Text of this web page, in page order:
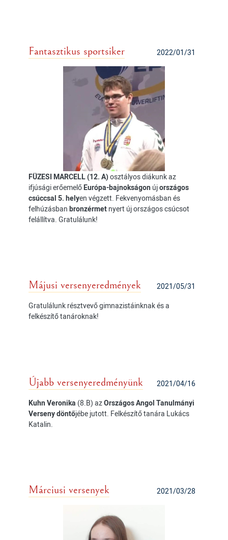
2022/01/31
Fantasztikus sportsiker
FÜZESI MARCELL (12. A)osztályos diákunk az
ifjúsági erőemelő Európa-bajnokságon újországos
csúccsal 5. helyen végzett. Fekvenyomásban és
felhúzásban bronzérmet nyert új országos csúcsot
felállítva. Gratulálunk!
2021/05/31
Májusi versenyeredmények
Gratulálunk résztvevő gimnazistáinknak és a
felkészítő tanároknak!
2021/04/16
Újabb versenyeredményünk
Kuhn Veronika (8.B) azOrszágos Angol Tanulmányi
Verseny döntőjébe jutott. Felkészítő tanára Lukács
Katalin.
2021/03/28
Márciusi versenyek